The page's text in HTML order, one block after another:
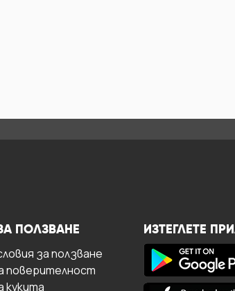
ПОЛЗВАНЕ
за ползване
поверителност
кукита
ИЗТЕГЛЕТЕ